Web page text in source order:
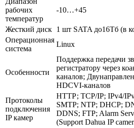
рабочих
температур
-10…+45
Жесткий диск 1 шт SATA до16Тб (в
Операционная
система
Linux
Особенности
Поддержка передачи
регистратору через
каналов;
HDCVI-каналов
Протоколы
подключения
IP камер
НТТР; TCP/IP; IPv4/
SMTP; NTP; DHCP;
DDNS; FTP; Alarm
(Support Dahua IP